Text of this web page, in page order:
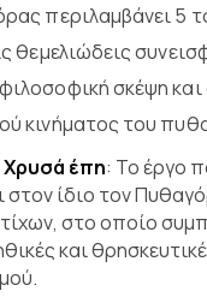
περιλαμβάνει 5
θεμελιώδεις
σκέψη και
κινήματος του
έπη: Το έργο
στον ίδιο τον
στο οποίο
και